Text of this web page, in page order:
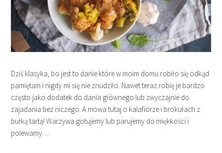
Dziś klasyka, bo jest to danie które w moim domu robiło się odkąd
pamiętam i nigdy mi się nie znudziło. Nawet teraz robię je bardzo
często jako dodatek do dania głównego lub zwyczajnie do
zajadania bez niczego. A mowa tutaj o kalafiorze i brokułach z
bułką tartą! Warzywa gotujemy lub parujemy do miękkości i
polewamy…